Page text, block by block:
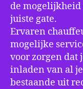
de
juiste gate.
Ervaren
mogelijke
voor zorgen dat
inladen van al
bestaande uit